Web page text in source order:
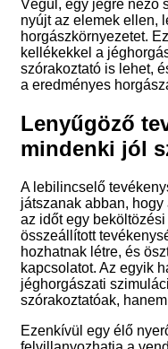
Végül, egy jégre néző
nyújt az elemek ellen,
horgászkörnyezetet.
kellékekkel a
szórakoztató is lehet,
a eredményes
Lenyűgöző
mindenki jól
A lebilincselő
játszanak abban,
az időt egy
összeállított
hozhatnak létre, és
kapcsolatot. Az egyik
jéghorgászati
szórakoztatóak,
Ezenkívül egy élő